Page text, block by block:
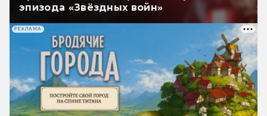
эпизода «Звёздных войн»
РЕКЛАМА